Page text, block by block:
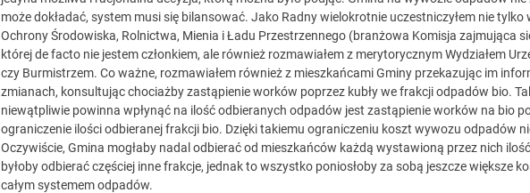
może dokładać, system musi się bilansować. Jako Radny wielokrotnie uczestniczyłem nie tylko
Ochrony Środowiska, Rolnictwa, Mienia i Ładu Przestrzennego (branżowa Komisja zajmująca
której de facto nie jestem członkiem, ale również rozmawiałem z merytorycznym Wydziałem
czy Burmistrzem. Co ważne, rozmawiałem również z mieszkańcami Gminy przekazując im
zmianach, konsultując chociażby zastąpienie worków poprzez kubły we frakcji odpadów bio.
niewątpliwie powinna wpłynąć na ilość odbieranych odpadów jest zastąpienie worków na bio
ograniczenie ilości odbieranej frakcji bio. Dzięki takiemu ograniczeniu koszt wywozu odpadów
Oczywiście, Gmina mogłaby nadal odbierać od mieszkańców każdą wystawioną przez nich
byłoby odbierać częściej inne frakcje, jednak to wszystko poniosłoby za sobą jeszcze większe
całym systemem odpadów.